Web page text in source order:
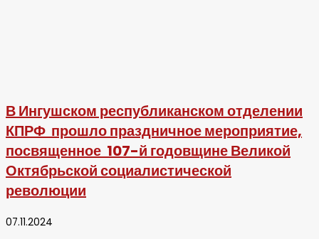
В Ингушском республиканском отделении
КПРФ прошло праздничное мероприятие,
посвященное 107-й годовщине Великой
Октябрьской социалистической
революции
07.11.2024